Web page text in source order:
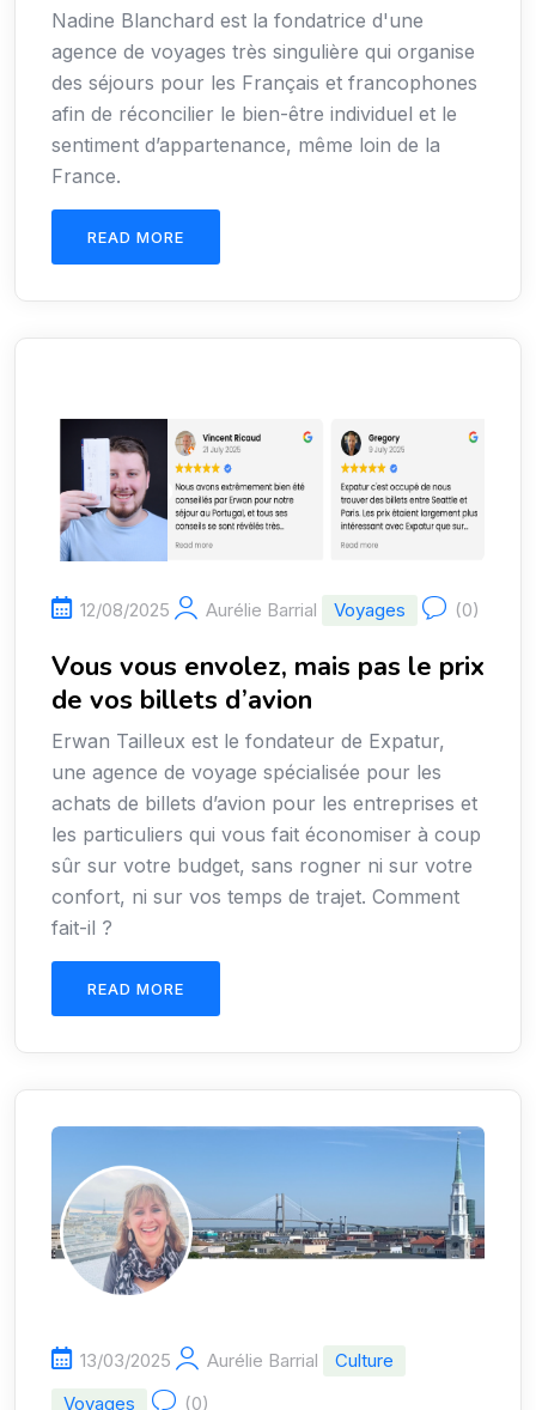
Nadine Blanchard est la fondatrice d'une
agence de voyages très singulière qui organise
des séjours pour les Français et francophones
afin de réconcilier le bien-être individuel et le
sentiment d’appartenance, même loin de la
France.
READ MORE
12/08/2025 Aurélie Barrial Voyages (0)
Vous vous envolez, mais pas le prix
de vos billets d’avion
Erwan Tailleux est le fondateur de Expatur,
une agence de voyage spécialisée pour les
achats de billets d’avion pour les entreprises et
les particuliers qui vous fait économiser à coup
sûr sur votre budget, sans rogner ni sur votre
confort, ni sur vos temps de trajet. Comment
fait-il ?
READ MORE
13/03/2025 Aurélie Barrial
Culture
Voyages
(0)